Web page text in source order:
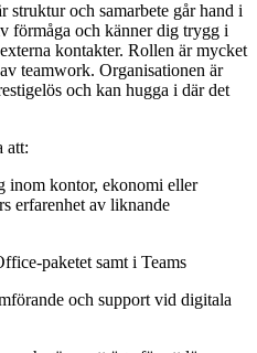
och samarbete går hand i
förmåga och känner dig trygg i
kontakter. Rollen är mycket
teamwork. Organisationen är
och kan hugga i där det
att:
inom kontor, ekonomi eller
erfarenhet av liknande
paketet samt i Teams
och support vid digitala